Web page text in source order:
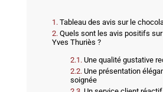
Tableau des avis sur le
Quels sont les avis positifs
Yves Thuriès ?
Une qualité gustative
Une présentation
soignée